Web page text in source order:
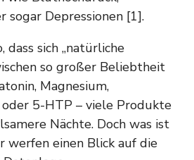
sogar Depressionen [1].
dass sich „natürliche
so großer Beliebtheit
Magnesium,
5-HTP – viele Produkte
Nächte. Doch was ist
werfen einen Blick auf die